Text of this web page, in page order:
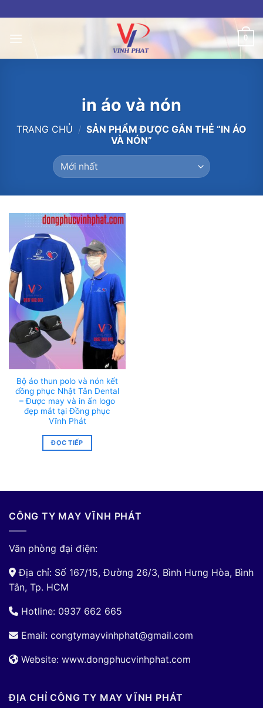
to
content
0
in áo và nón
TRANG CHỦ / SẢN PHẨM ĐƯỢC GẮN THẺ “IN ÁO
VÀ NÓN”
Bộ áo thun polo và nón kết
đồng phục Nhật Tân Dental
– Được may và in ấn logo
đẹp mắt tại Đồng phục
Vĩnh Phát
ĐỌC TIẾP
CÔNG TY MAY VĨNH PHÁT
Văn phòng đại điện:
Địa chỉ: Số 167/15, Đường 26/3, Bình Hưng Hòa, Bình
Tân, Tp. HCM
Hotline: 0937 662 665
Email: congtymayvinhphat@gmail.com
Website: www.dongphucvinhphat.com
ĐỊA CHỈ CÔNG TY MAY VĨNH PHÁT